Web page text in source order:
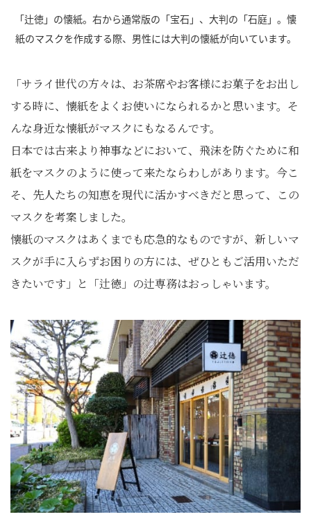
「辻徳」の懐紙。右から通常版の「宝石」、大判の「石庭」。懐
紙のマスクを作成する際、男性には大判の懐紙が向いています。
「サライ世代の方々は、お茶席やお客様にお菓子をお出し
する時に、懐紙をよくお使いになられるかと思います。そ
んな身近な懐紙がマスクにもなるんです。
日本では古来より神事などにおいて、飛沫を防ぐために和
紙をマスクのように使って来たならわしがあります。今こ
そ、先人たちの知恵を現代に活かすべきだと思って、この
マスクを考案しました。
懐紙のマスクはあくまでも応急的なものですが、新しいマ
スクが手に入らずお困りの方には、ぜひともご活用いただ
きたいです」と「辻徳」の辻専務はおっしゃいます。